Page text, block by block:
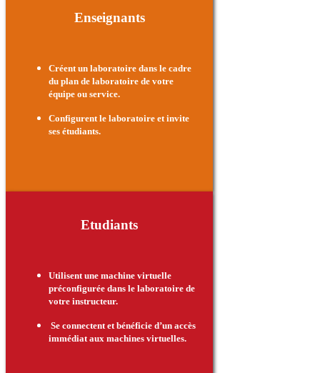
Enseignants
Créent un laboratoire dans le cadre
du plan de laboratoire de votre
équipe ou service.
Configurent le laboratoire et invite
ses étudiants.
Etudiants
Utilisent une machine virtuelle
préconfigurée dans le laboratoire de
votre instructeur.
Se connectent et bénéficie d’un accès
immédiat aux machines virtuelles.